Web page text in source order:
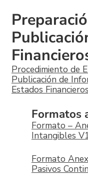
Procedimiento de
Publicación de
Estados
Formatos
Formato –
Intangibles
Formato
Pasivos